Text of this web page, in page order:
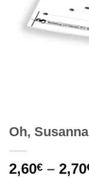
Oh, Susanna
2,60€ – 2,70